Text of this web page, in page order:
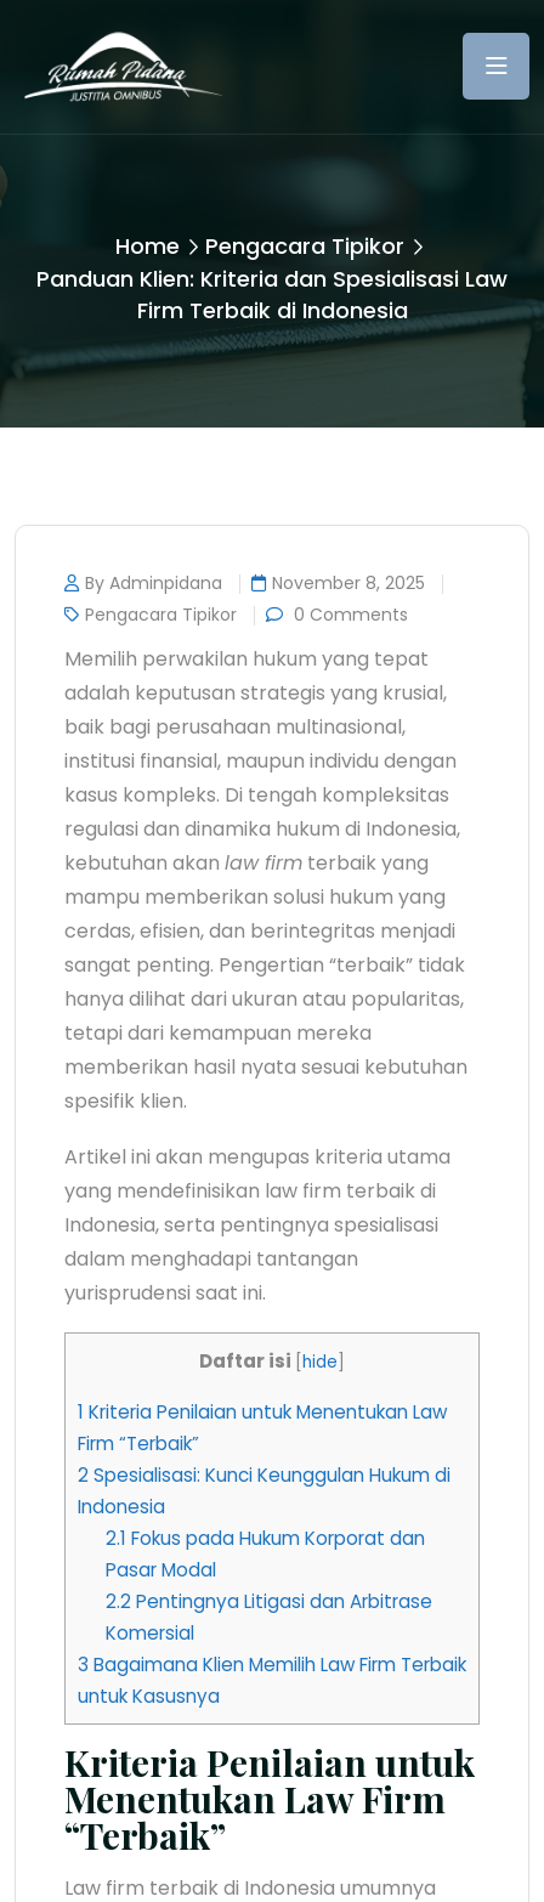
Home
Pengacara Tipikor
Panduan Klien: Kriteria dan Spesialisasi Law
Firm Terbaik di Indonesia
By Adminpidana
November 8, 2025
Pengacara Tipikor
0 Comments
Memilih perwakilan hukum yang tepat
adalah keputusan strategis yang krusial,
baik bagi perusahaan multinasional,
institusi finansial, maupun individu dengan
kasus kompleks. Di tengah kompleksitas
regulasi dan dinamika hukum di Indonesia,
kebutuhan akan law firm terbaik yang
mampu memberikan solusi hukum yang
cerdas, efisien, dan berintegritas menjadi
sangat penting. Pengertian “terbaik” tidak
hanya dilihat dari ukuran atau popularitas,
tetapi dari kemampuan mereka
memberikan hasil nyata sesuai kebutuhan
spesifik klien.
Artikel ini akan mengupas kriteria utama
yang mendefinisikan law firm terbaik di
Indonesia, serta pentingnya spesialisasi
dalam menghadapi tantangan
yurisprudensi saat ini.
Daftar isi hide
1 Kriteria Penilaian untuk Menentukan Law
Firm “Terbaik”
2Spesialisasi: Kunci Keunggulan Hukum di
Indonesia
2.1 Fokus pada Hukum Korporat dan
Pasar Modal
2.2Pentingnya Litigasi dan Arbitrase
Komersial
3 Bagaimana Klien Memilih Law Firm Terbaik
untuk Kasusnya
Kriteria Penilaian untuk
Menentukan Law Firm
“Terbaik”
Law firm terbaik di Indonesia umumnya